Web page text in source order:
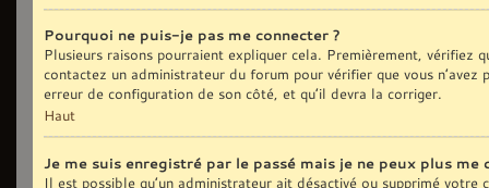
Pourquoi ne puis-je pas me connecter ?
Plusieurs raisons pourraient expliquer cela. Premièrement, vérifiez
contactez un administrateur du forum pour vérifier que vous
erreur de configuration de son côté, et qu’il devra la corriger.
Haut
Je me suis enregistré par le passé mais je ne peux plus me
Il est possible qu’un administrateur ait désactivé ou supprimé